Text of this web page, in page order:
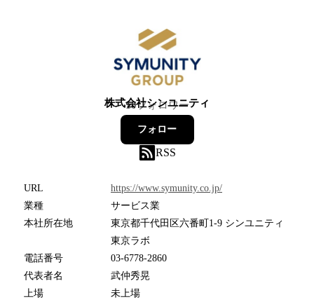
株式会社シンユニティ
10フォロワー
フォロー
RSS
URL
https://www.symunity.co.jp/
業種
サービス業
本社所在地
東京都千代田区六番町1-9 シンユニティ
東京ラボ
電話番号
03-6778-2860
代表者名
武仲秀晃
上場
未上場